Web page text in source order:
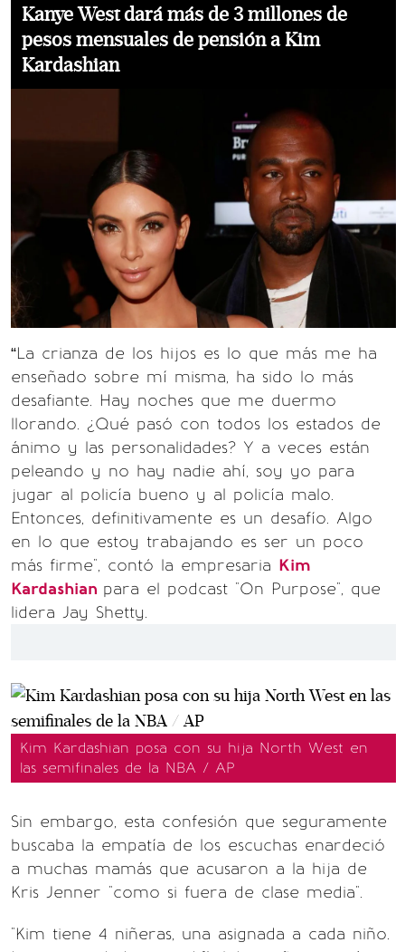
Kanye West dará más de 3 millones de
pesos mensuales de pensión a Kim
Kardashian
“La crianza de los hijos es lo que más me ha
enseñado sobre mí misma, ha sido lo más
desafiante. Hay noches que me duermo
llorando. ¿Qué pasó con todos los estados de
ánimo y las personalidades? Y a veces están
peleando y no hay nadie ahí, soy yo para
jugar al policía bueno y al policía malo.
Entonces, definitivamente es un desafío. Algo
en lo que estoy trabajando es ser un poco
más firme", contó la empresaria Kim
Kardashian para el podcast "On Purpose", que
lidera Jay Shetty.
Kim Kardashian posa con su hija North West en
las semifinales de la NBA / AP
Sin embargo, esta confesión que seguramente
buscaba la empatía de los escuchas enardeció
a muchas mamás que acusaron a la hija de
Kris Jenner "como si fuera de clase media".
"Kim tiene 4 niñeras, una asignada a cada niño.